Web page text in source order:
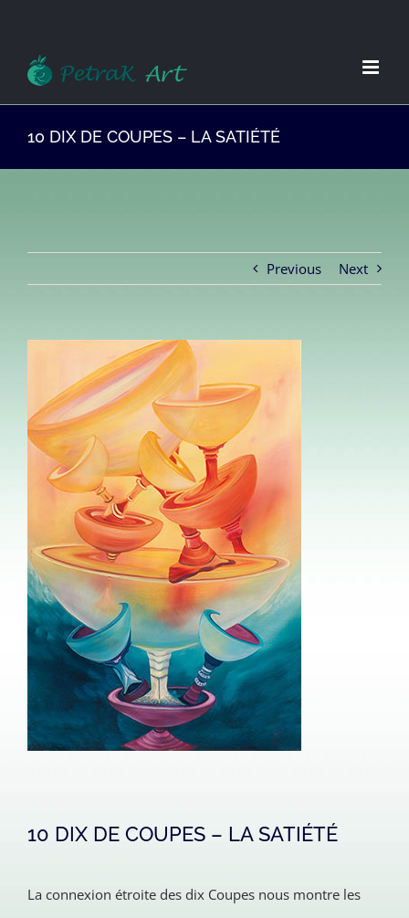
springen
10 DIX DE COUPES – LA SATIÉTÉ
Previous Next
Larger
Image
10 DIX DE COUPES – LA SATIÉTÉ
La connexion étroite des dix Coupes nous montre les